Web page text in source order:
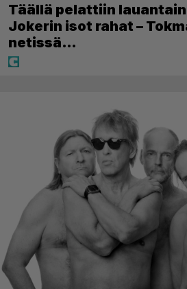
Täällä pelattiin
Jokerin isot rahat –
netissä…